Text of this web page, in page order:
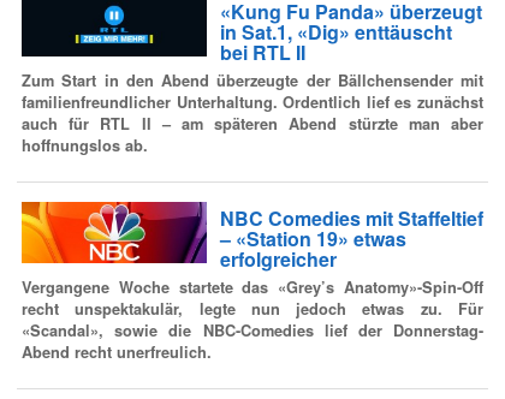
«Kung Fu Panda» überzeugt
in Sat.1, «Dig» enttäuscht
bei RTL II
Zum Start in den Abend überzeugte der Bällchensender mit
familienfreundlicher Unterhaltung. Ordentlich lief es zunächst
auch für RTL II – am späteren Abend stürzte man aber
hoffnungslos ab.
NBC Comedies mit Staffeltief
– «Station 19» etwas
erfolgreicher
Vergangene Woche startete das «Grey’s Anatomy»-Spin-Off
recht unspektakulär, legte nun jedoch etwas zu. Für
«Scandal», sowie die NBC-Comedies lief der Donnerstag-
Abend recht unerfreulich.